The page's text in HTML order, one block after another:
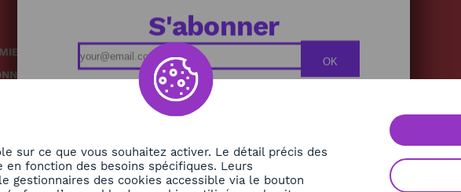
Podcasts
Replays
Grille des émissions
S'abonner
OK
sur ce que vous souhaitez activer. Le détail précis des
fonction des besoins spécifiques. Leurs
gestionnaires des cookies accessible via le bouton